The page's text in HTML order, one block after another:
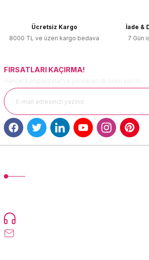
Ürün fiyatı diğer sitelerden daha pahalı.
Bu ürüne benzer farklı alternatifler olmalı.
Ücretsiz Kargo
8000 TL ve üzeri kargo bedava
İade &
7 Gün
FIRSATLARI KAÇIRMA!